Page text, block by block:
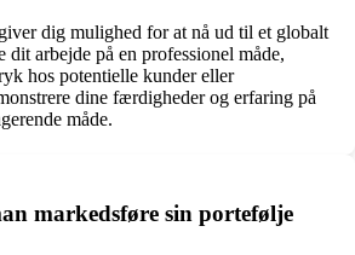
dig mulighed for at nå ud til et globalt
arbejde på en professionel måde,
hos potentielle kunder eller
dine færdigheder og erfaring på
måde.
markedsføre sin portefølje